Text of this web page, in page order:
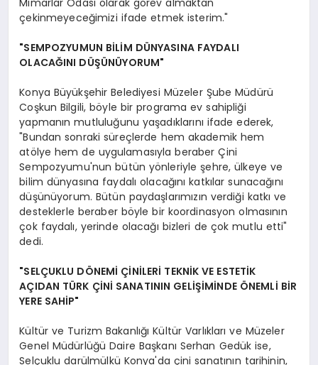
çekinmeyeceğimizi ifade etmek isterim."
"SEMPOZYUMUN BİLİM DÜNYASINA FAYDALI
OLACAĞINI DÜŞÜNÜYORUM"
Konya Büyükşehir Belediyesi Müzeler Şube Müdürü
Coşkun Bilgili, böyle bir programa ev sahipliği
yapmanın mutluluğunu yaşadıklarını ifade ederek,
"Bundan sonraki süreçlerde hem akademik hem
atölye hem de uygulamasıyla beraber Çini
Sempozyumu'nun bütün yönleriyle şehre, ülkeye ve
bilim dünyasına faydalı olacağını katkılar sunacağını
düşünüyorum. Bütün paydaşlarımızın verdiği katkı ve
desteklerle beraber böyle bir koordinasyon olmasının
çok faydalı, yerinde olacağı bizleri de çok mutlu etti"
dedi.
"SELÇUKLU DÖNEMİ ÇİNİLERİ TEKNİK VE ESTETİK
AÇIDAN TÜRK ÇİNİ SANATININ GELİŞİMİNDE ÖNEMLİ BİR
YERE SAHİP"
Kültür ve Turizm Bakanlığı Kültür Varlıkları ve Müzeler
Genel Müdürlüğü Daire Başkanı Serhan Gedük ise,
Selçuklu darülmülkü Konya'da çini sanatının tarihinin,